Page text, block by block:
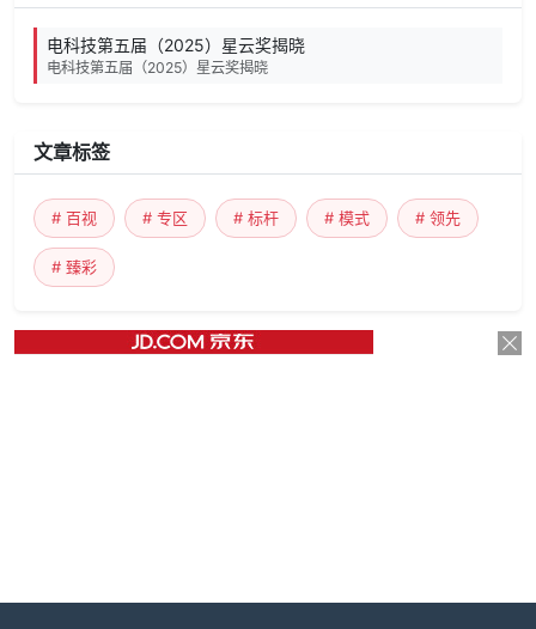
电科技第五届（2025）星云奖揭晓
电科技第五届（2025）星云奖揭晓
文章标签
# 百视 # 专区 # 标杆 # 模式 # 领先
# 臻彩